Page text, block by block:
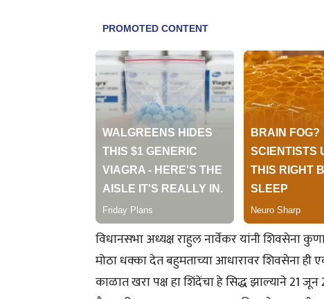
विधानसभा अध्यक्ष राहुल नार्वेकर यांनी शिवसेना
मोठा धक्का देत बहुमताच्या आधारावर शिवसेना ही
काळात खरा पक्ष हा शिंदेंचा हे सिद्ध झाल्याने 21